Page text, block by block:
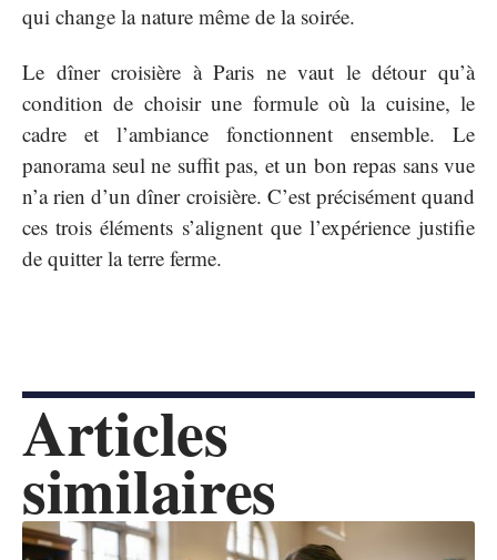
qui change la nature même de la soirée.
Le dîner croisière à Paris ne vaut le détour qu’à
condition de choisir une formule où la cuisine, le
cadre et l’ambiance fonctionnent ensemble. Le
panorama seul ne suffit pas, et un bon repas sans vue
n’a rien d’un dîner croisière. C’est précisément quand
ces trois éléments s’alignent que l’expérience justifie
de quitter la terre ferme.
Articles
similaires